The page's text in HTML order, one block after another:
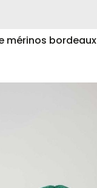
mérinos bordeaux